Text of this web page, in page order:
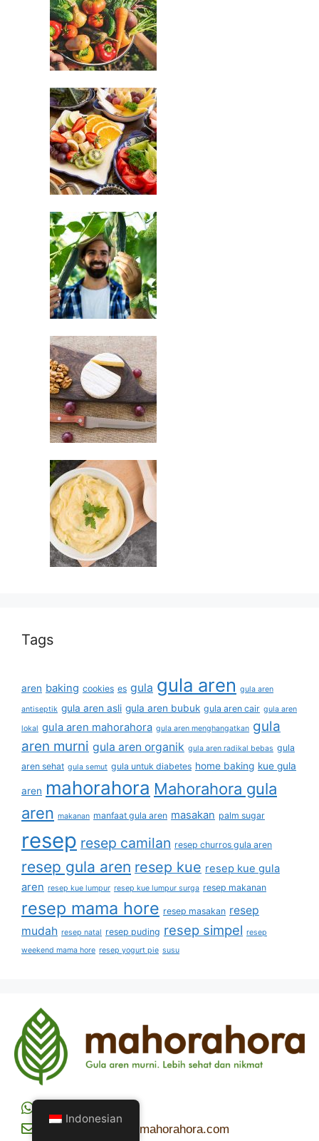
Tags
aren baking cookies es gula gula aren gula aren
antiseptik gula aren asli gula aren bubuk gula aren cair gula aren
lokal gula aren mahorahora gula aren menghangatkan gula
aren murni gula aren organik gula aren radikal bebas gula
aren sehat gula semut gula untuk diabetes home baking kue gula
aren mahorahora Mahorahora gula
aren makanan manfaat gula aren masakan palm sugar
resep resep camilan resep churros gula aren
resep gula aren resep kue resep kue gula
aren resep kue lumpur resep kue lumpur surga resep makanan
resep mama hore resep masakan resep
mudah resep natal resep puding resep simpel resep
weekend mama hore resep yogurt pie susu
marketing.sales@mahorahora.com
Indonesian